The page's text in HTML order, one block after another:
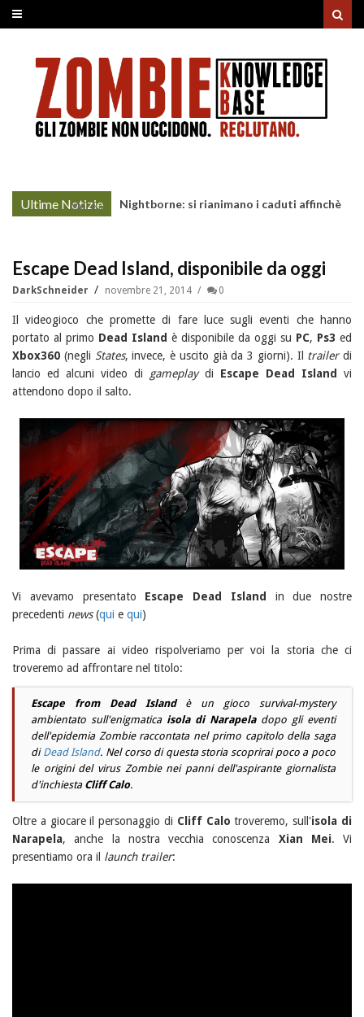
Ultime Notizie
More »
Nightborne: si rianimano i caduti affinchè
Escape Dead Island, disponibile da oggi
DarkSchneider novembre 21, 2014 0
Il videogioco che promette di fare luce sugli eventi che hanno
portato al primo Dead Island è disponibile da oggi su PC, Ps3 ed
Xbox360 (negli States, invece, è uscito già da 3 giorni). Il trailerdi
lancio ed alcuni video di gameplaydi Escape Dead Island
vi
attendono dopo il salto.
Vi avevamo presentato Escape Dead Island
in due nostre
precedenti news(qui e qui)
Prima di passare ai video rispolveriamo per voi la storia che ci
troveremo ad affrontare nel titolo:
Escape from Dead Islandè un giocosurvival-mystery
ambientato sull'enigmatica isola di Narapeladopo gli eventi
dell'epidemia Zombie raccontata nel primo capitolo della saga
di Dead Island. Nel corso di questa storia scoprirai poco a poco
le origini del virus Zombie nei panni dell'aspirante giornalista
d'inchiesta Cliff Calo.
Oltre a giocare il personaggio di Cliff Calo troveremo, sull'isola di
Narapela, anche la nostra vecchia conoscenza Xian Mei. Vi
presentiamo ora il launch trailer: